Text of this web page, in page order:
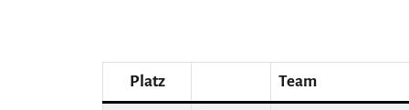
Platz Team